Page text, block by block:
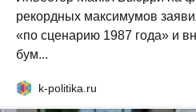
рекордных максимумов
«по сценарию 1987 года» и
бум...
k-politika.ru